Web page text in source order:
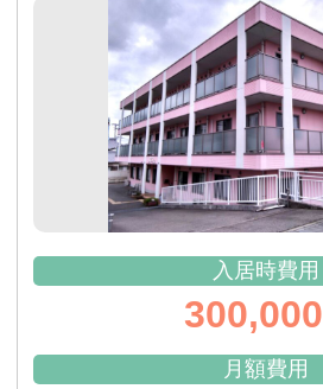
入居時費用
300,000
月額費用